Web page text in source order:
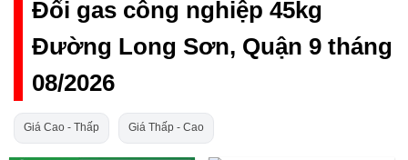
Đổi gas công nghiệp 45kg
Đường Long Sơn, Quận 9 tháng
08/2026
Giá Cao - Thấp Giá Thấp - Cao